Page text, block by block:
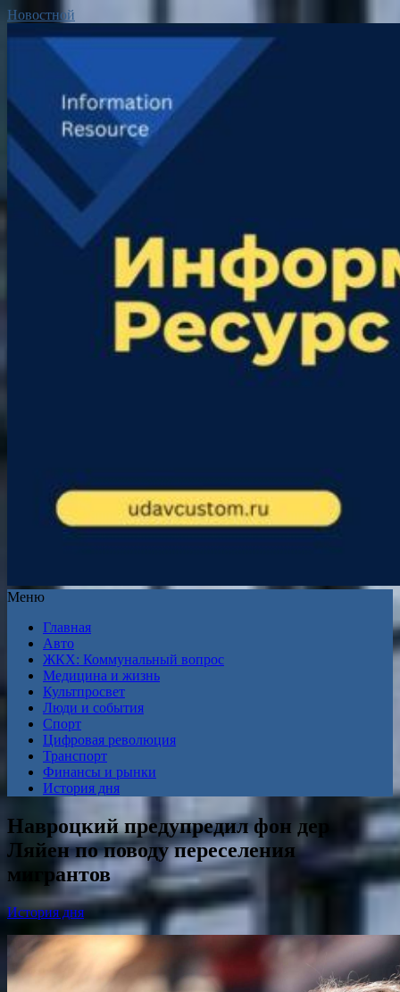
Новостной
Меню
Главная
Авто
ЖКХ: Коммунальный вопрос
Медицина и жизнь
Культпросвет
Люди и события
Спорт
Цифровая революция
Транспорт
Финансы и рынки
История дня
Навроцкий предупредил фон дер
Ляйен по поводу переселения
мигрантов
История дня